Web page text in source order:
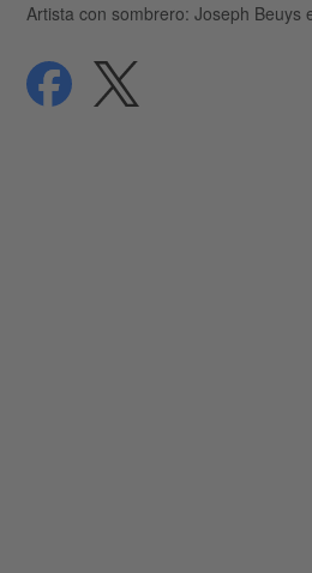
Artista con sombrero: Joseph Beuys
compartircompartir